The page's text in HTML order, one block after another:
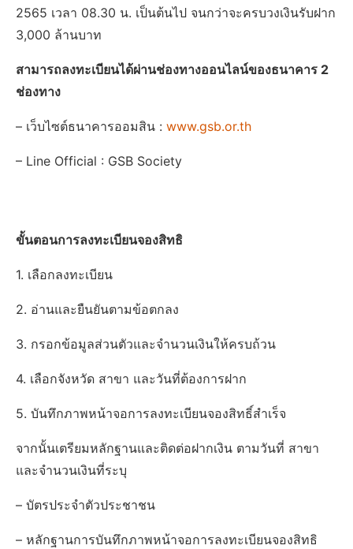
2565 เวลา 08.30 น. เป็นต้นไป จนกว่าจะครบวงเงินรับฝาก
3,000 ล้านบาท
สามารถลงทะเบียนได้ผ่านช่องทางออนไลน์ของธนาคาร 2
ช่องทาง
– เว็บไซต์ธนาคารออมสิน : www.gsb.or.th
– Line Official : GSB Society
ขั้นตอนการลงทะเบียนจองสิทธิ
1. เลือกลงทะเบียน
2. อ่านและยืนยันตามข้อตกลง
3. กรอกข้อมูลส่วนตัวและจำนวนเงินให้ครบถ้วน
4. เลือกจังหวัด สาขา และวันที่ต้องการฝาก
5. บันทึกภาพหน้าจอการลงทะเบียนจองสิทธิ์สำเร็จ
จากนั้นเตรียมหลักฐานและติดต่อฝากเงิน ตามวันที่ สาขา
และจำนวนเงินที่ระบุ
– บัตรประจำตัวประชาชน
– หลักฐานการบันทึกภาพหน้าจอการลงทะเบียนจองสิทธิ